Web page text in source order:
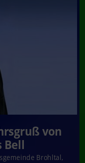
von
Bell
Brohltal,